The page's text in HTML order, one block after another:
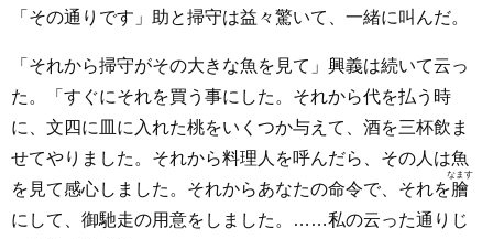
「その通りです」助と掃守は益々驚いて、一緒に叫んだ。
「それから掃守がその大きな魚を見て」興義は続いて云っ
た。「すぐにそれを買う事にした。それから代を払う時
に、文四に皿に入れた桃をいくつか与えて、酒を三杯飲ま
せてやりました。それから料理人を呼んだら、その人は魚
を見て感心しました。それからあなたの命令で、それを膾
なます
にして、御馳走の用意をしました。……私の云った通りじ